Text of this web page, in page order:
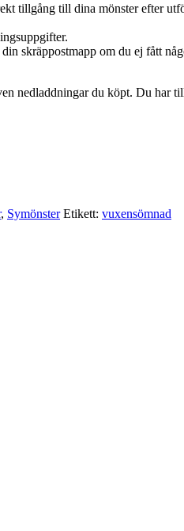
tillgång till dina mönster efter
skräppostmapp om du ej fått
nedladdningar du köpt. Du har
, Symönster Etikett: vuxensömnad